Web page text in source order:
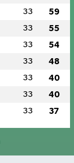
33 59
33 55
33 54
33 48
33 40
33 40
33 37